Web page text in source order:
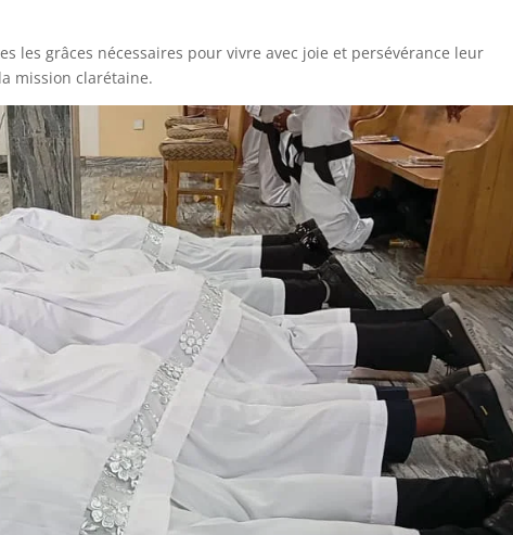
les grâces nécessaires pour vivre avec joie et persévérance leur
mission clarétaine.